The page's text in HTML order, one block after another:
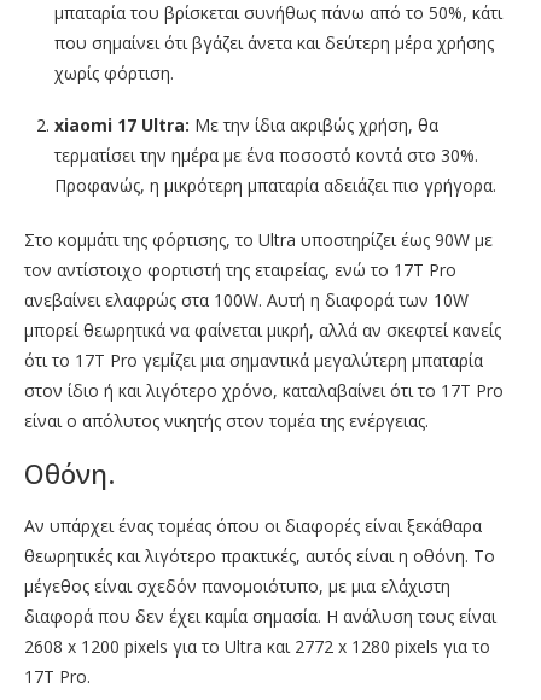
μπαταρία του βρίσκεται συνήθως πάνω από το 50%, κάτι
που σημαίνει ότι βγάζει άνετα και δεύτερη μέρα χρήσης
χωρίς φόρτιση.
xiaomi 17 Ultra: Με την ίδια ακριβώς χρήση, θα
τερματίσει την ημέρα με ένα ποσοστό κοντά στο 30%.
Προφανώς, η μικρότερη μπαταρία αδειάζει πιο γρήγορα.
Στο κομμάτι της φόρτισης, το Ultra υποστηρίζει έως 90W με
τον αντίστοιχο φορτιστή της εταιρείας, ενώ το 17T Pro
ανεβαίνει ελαφρώς στα 100W. Αυτή η διαφορά των 10W
μπορεί θεωρητικά να φαίνεται μικρή, αλλά αν σκεφτεί κανείς
ότι το 17T Pro γεμίζει μια σημαντικά μεγαλύτερη μπαταρία
στον ίδιο ή και λιγότερο χρόνο, καταλαβαίνει ότι το 17Τ Pro
είναι ο απόλυτος νικητής στον τομέα της ενέργειας.
Οθόνη.
Αν υπάρχει ένας τομέας όπου οι διαφορές είναι ξεκάθαρα
θεωρητικές και λιγότερο πρακτικές, αυτός είναι η οθόνη. Το
μέγεθος είναι σχεδόν πανομοιότυπο, με μια ελάχιστη
διαφορά που δεν έχει καμία σημασία. Η ανάλυση τους είναι
2608 x 1200 pixels για το Ultra και 2772 x 1280 pixels για το
17T Pro.